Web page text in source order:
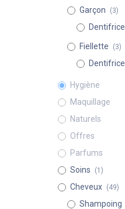
Garçon (3)
Dentifrice
Fiellette (3)
Dentifrice
Hygiène
Maquillage
Naturels
Offres
Parfums
Soins
(1)
Cheveux (49)
Shampoing